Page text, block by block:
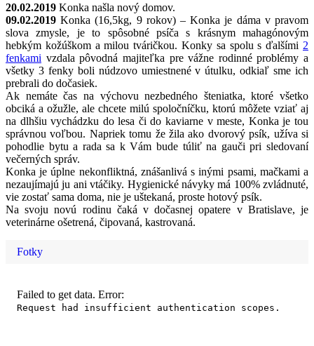
20.02.2019 Konka našla nový domov.
09.02.2019 Konka (16,5kg, 9 rokov) – Konka je dáma v pravom
slova zmysle, je to spôsobné psíča s krásnym mahagónovým
hebkým kožúškom a milou tváričkou. Konky sa spolu s ďalšími 2
fenkami vzdala pôvodná majiteľka pre vážne rodinné problémy a
všetky 3 fenky boli núdzovo umiestnené v útulku, odkiaľ sme ich
prebrali do dočasiek.
Ak nemáte čas na výchovu nezbedného šteniatka, ktoré všetko
obciká a ožužle, ale chcete milú spoločníčku, ktorú môžete vziať aj
na dlhšiu vychádzku do lesa či do kaviarne v meste, Konka je tou
správnou voľbou. Napriek tomu že žila ako dvorový psík, užíva si
pohodlie bytu a rada sa k Vám bude túliť na gauči pri sledovaní
večerných správ.
Konka je úplne nekonfliktná, znášanlivá s inými psami, mačkami a
nezaujímajú ju ani vtáčiky. Hygienické návyky má 100% zvládnuté,
vie zostať sama doma, nie je uštekaná, proste hotový psík.
Na svoju novú rodinu čaká v dočasnej opatere v Bratislave, je
veterinárne ošetrená, čipovaná, kastrovaná.
Fotky
Failed to get data. Error:
Request had insufficient authentication scopes.